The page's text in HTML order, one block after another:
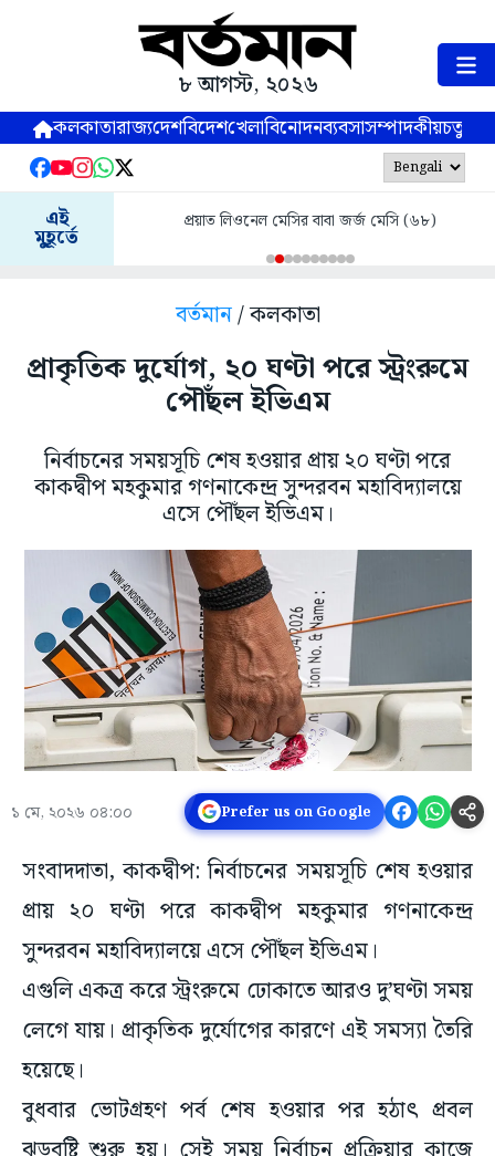
৮ আগস্ট, ২০২৬
কলকাতারাজ্যদেশবিদেশখেলাবিনোদনব্যবসাসম্পাদকীয়
এই
মুহূর্তে
প্রয়াত লিওনেল মেসির বাবা জর্জ মেসি (৬৮)
বর্তমান/ কলকাতা
প্রাকৃতিক দুর্যোগ, ২০ ঘণ্টা পরে স্ট্রংরুমে
পৌঁছল ইভিএম
নির্বাচনের সময়সূচি শেষ হওয়ার প্রায় ২০ ঘণ্টা পরে
কাকদ্বীপ মহকুমার গণনাকেন্দ্র সুন্দরবন মহাবিদ্যালয়ে
এসে পৌঁছল ইভিএম।
১ মে, ২০২৬ ০৪:০০ Prefer us on Google
সংবাদদাতা, কাকদ্বীপ: নির্বাচনের সময়সূচি শেষ হওয়ার
প্রায় ২০ ঘণ্টা পরে কাকদ্বীপ মহকুমার গণনাকেন্দ্র
সুন্দরবন মহাবিদ্যালয়ে এসে পৌঁছল ইভিএম।
এগুলি একত্র করে স্ট্রংরুমে ঢোকাতে আরও দু’ঘণ্টা সময়
লেগে যায়। প্রাকৃতিক দুর্যোগের কারণে এই সমস্যা তৈরি
হয়েছে।
বুধবার ভোটগ্রহণ পর্ব শেষ হওয়ার পর হঠাৎ প্রবল